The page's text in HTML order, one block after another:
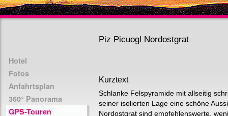
Hotel
Fotos
Anfahrtsplan
360° Panorama
GPS-Touren
Piz Picuogl Nordostgrat
Kurztext
Schlanke Felspyramide mit allseitig
seiner isolierten Lage eine schöne
Nordostgrat sind empfehlenswerte,